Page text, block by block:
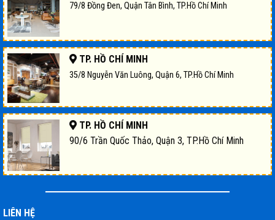
79/8 Đồng Đen, Quận Tân Bình, TP.Hồ Chí Minh
TP. HỒ CHÍ MINH
35/8 Nguyễn Văn Luông, Quận 6, TP.Hồ Chí Minh
TP. HỒ CHÍ MINH
90/6 Trần Quốc Thảo, Quận 3, TP.Hồ Chí Minh
LIÊN HỆ